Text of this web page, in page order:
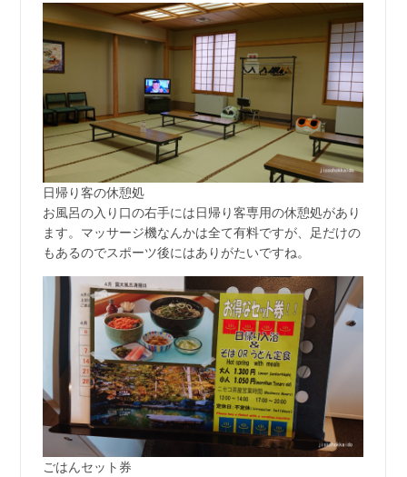
日帰り客の休憩処
お風呂の入り口の右手には日帰り客専用の休憩処があり
ます。マッサージ機なんかは全て有料ですが、足だけの
もあるのでスポーツ後にはありがたいですね。
ごはんセット券